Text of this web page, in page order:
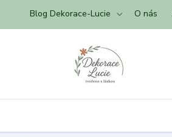
Blog Dekorace-Lucie O nás